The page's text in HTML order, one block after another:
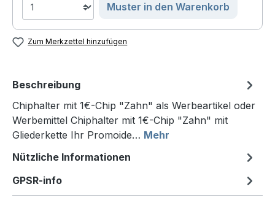
Muster in den Warenkorb
Zum Merkzettel hinzufügen
Beschreibung
Chiphalter mit 1€-Chip "Zahn" als Werbeartikel oder
Werbemittel Chiphalter mit 1€-Chip "Zahn" mit
Gliederkette Ihr Promoide… Mehr
Nützliche Informationen
GPSR-info